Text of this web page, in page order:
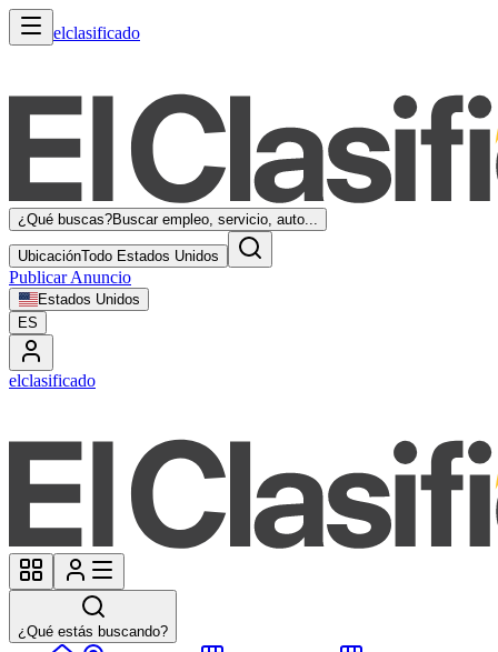
elclasificado
¿Qué buscas?Buscar empleo, servicio, auto...
UbicaciónTodo Estados Unidos
Publicar Anuncio
Estados Unidos
ES
elclasificado
¿Qué estás buscando?